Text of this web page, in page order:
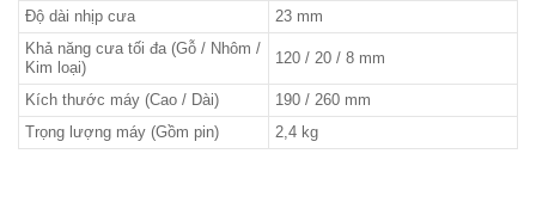
Độ dài nhịp cưa
23 mm
Khả năng cưa tối đa (Gỗ / Nhôm /
Kim loại)
120 / 20 / 8 mm
Kích thước máy (Cao / Dài)
190 / 260 mm
Trọng lượng máy (Gồm pin)
2,4 kg